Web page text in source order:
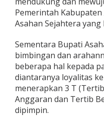
Pemerintah
Asahan Sejahtera
Sementara Bupati
bimbingan dan
beberapa hal kepada
diantaranya loyalitas
menerapkan 3 T
Anggaran dan Tertib
dipimpin.